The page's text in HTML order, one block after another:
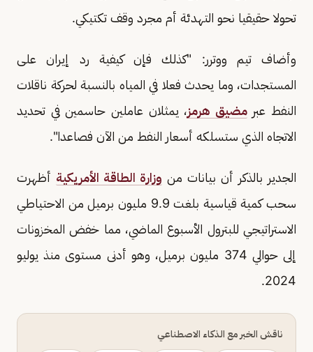
تحولا حقيقيا نحو التهدئة أم مجرد وقف تكتيكي.
وأضاف تيم ووترر: "كذلك فإن كيفية ​رد إيران على
المستجدات، وما يحدث فعلا في المياه بالنسبة لحركة ناقلات
النفط عبرمضيق هرمز، ​يمثلان عاملين حاسمين في تحديد
الاتجاه الذي ستسلكه أسعار النفط من الآن فصاعدا".
الجدير بالذكر أن بيانات من وزارة الطاقة الأمريكية أظهرت
سحب كمية قياسية بلغت 9.9 ⁠مليون برميل ​من الاحتياطي
الاستراتيجي للبترول الأسبوع الماضي، مما خفض المخزونات
إلى ​حوالي 374 مليون برميل، وهو أدنى مستوى منذ يوليو
2024.
ناقش الخبر مع الذكاء الاصطناعي